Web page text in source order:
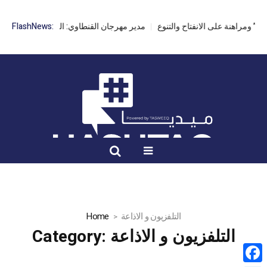
FlashNews:
مدير مهرجان القنطاوي: الدورة 42
Home التلفزيون و الاذاعة
Category: التلفزيون و الاذاعة